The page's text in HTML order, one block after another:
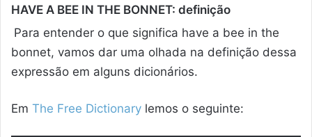
HAVE A BEE IN THE BONNET: definição
Para entender o que significa have a bee in the
bonnet, vamos dar uma olhada na definição dessa
expressão em alguns dicionários.
Em The Free Dictionary lemos o seguinte: